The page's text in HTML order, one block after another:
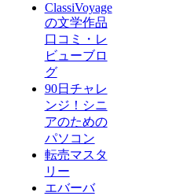
ClassiVoyage
の文学作品
口コミ・レ
ビューブロ
グ
90日チャレ
ンジ！シニ
アのための
パソコン
転売マスタ
リー
エバーバ